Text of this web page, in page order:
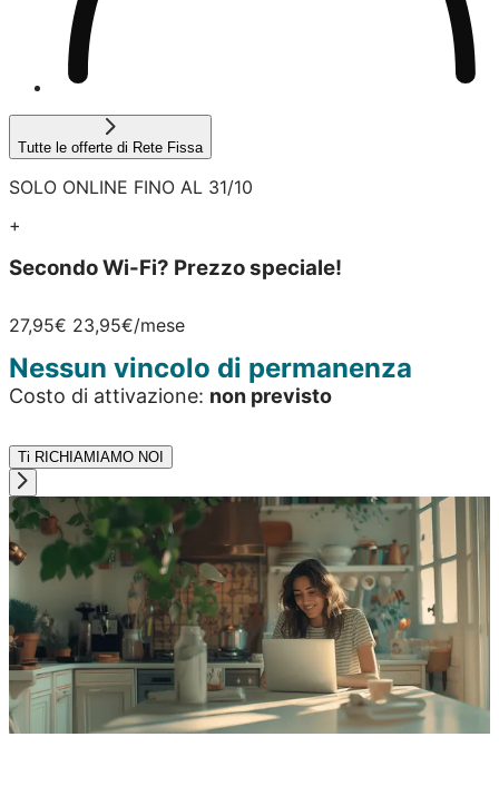
Tutte le offerte di Rete Fissa
SOLO ONLINE FINO AL 31/10
+
Secondo Wi-Fi? Prezzo speciale!
27,95€ 23,95€/mese
Nessun vincolo di permanenza
Costo di attivazione: non previsto
Ti RICHIAMIAMO NOI